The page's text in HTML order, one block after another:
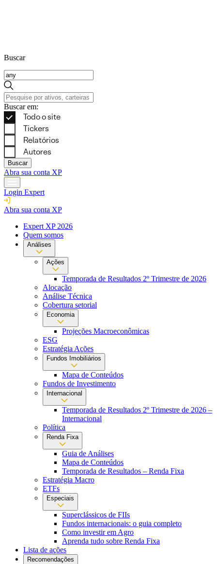
Buscar
Buscar em:
Buscar
Abra sua conta XP
Login Expert
Abra sua conta XP
Expert XP 2026
Quem somos
Análises
Ações
Temporada de Resultados 2º Trimestre de 2026
Alocação
Análise Técnica
Cobertura setorial
Economia
Projeções Macroeconômicas
ESG
Estratégia Ações
Fundos Imobiliários
Mapa de Conteúdos
Fundos de Investimento
Internacional
Temporada de Resultados 2º Trimestre de 2026 –
Internacional
Política
Renda Fixa
Guia de Análises
Mapa de Conteúdos
Temporada de Resultados – Renda Fixa
Estratégia Macro
ETFs
Especiais
Superclássicos de FIIs
Fundos internacionais: o guia completo
Como investir em Agro
Aprenda tudo sobre Renda Fixa
Lista de ações
Recomendações